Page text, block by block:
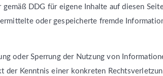
DDG für eigene Inhalte auf diesen
oder gespeicherte fremde
oder Sperrung der Nutzung von
der Kenntnis einer konkreten